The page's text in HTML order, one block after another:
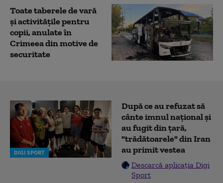
Toate taberele de vară
și activitățile pentru
copii, anulate în
Crimeea din motive de
securitate
DIGI SPORT
După ce au refuzat să
cânte imnul naţional şi
au fugit din ţară,
"trădătoarele" din Iran
au primit vestea
Descarcă aplicația Digi
Sport